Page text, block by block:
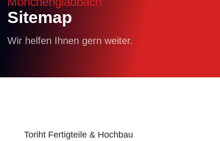
Sitemap
Wir helfen Ihnen gern weiter.
Toriht Fertigteile & Hochbau